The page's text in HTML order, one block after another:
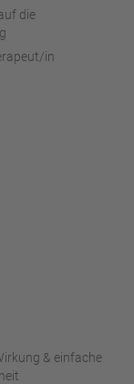
die
in
& einfache